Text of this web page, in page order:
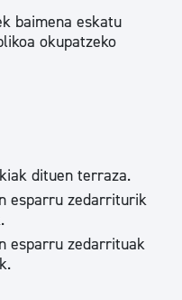
baimena eskatu
okupatzeko
dituen terraza.
esparru zedarriturik
esparru zedarrituak